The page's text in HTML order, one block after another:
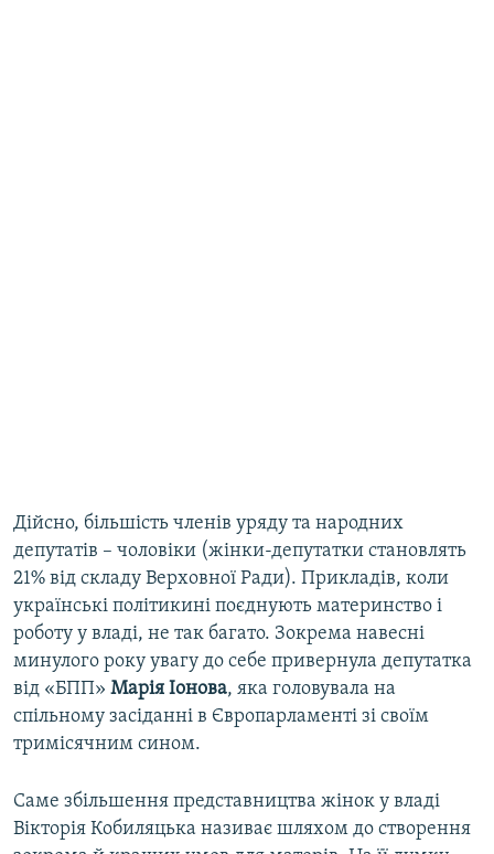
Дійсно, більшість членів уряду та народних
депутатів – чоловіки (жінки-депутатки становлять
21% від складу Верховної Ради). Прикладів, коли
українські політикині поєднують материнство і
роботу у владі, не так багато. Зокрема навесні
минулого року увагу до себе привернула депутатка
від «БПП» Марія Іонова, яка головувала на
спільному засіданні в Європарламенті зі своїм
тримісячним сином.
Саме збільшення представництва жінок у владі
Вікторія Кобиляцька називає шляхом до створення